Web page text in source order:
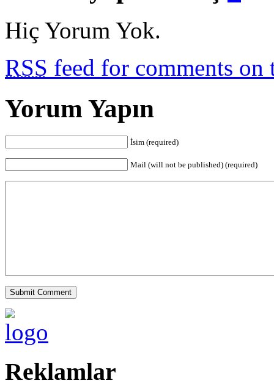
Hiç Yorum Yok.
RSS feed for comments on
Yorum Yapın
İsim (required)
Mail (will not be published) (required)
Reklamlar